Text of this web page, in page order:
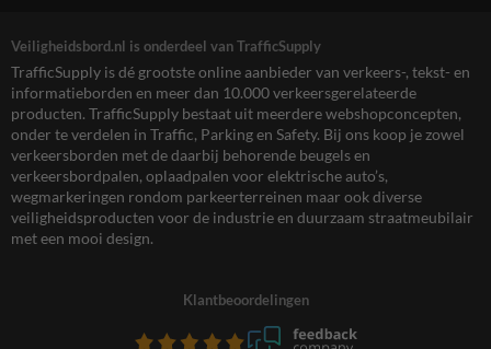
Veiligheidsbord.nl is onderdeel van TrafficSupply
TrafficSupply is dé grootste online aanbieder van verkeers-, tekst- en
informatieborden en meer dan 10.000 verkeersgerelateerde
producten. TrafficSupply bestaat uit meerdere webshopconcepten,
onder te verdelen in Traffic, Parking en Safety. Bij ons koop je zowel
verkeersborden met de daarbij behorende beugels en
verkeersbordpalen, oplaadpalen voor elektrische auto’s,
wegmarkeringen rondom parkeerterreinen maar ook diverse
veiligheidsproducten voor de industrie en duurzaam straatmeubilair
met een mooi design.
Klantbeoordelingen